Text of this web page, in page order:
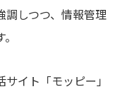
調しつつ、情報管理
イト「モッピー」